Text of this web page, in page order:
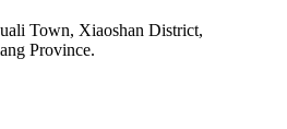
Town, Xiaoshan District,
Province.